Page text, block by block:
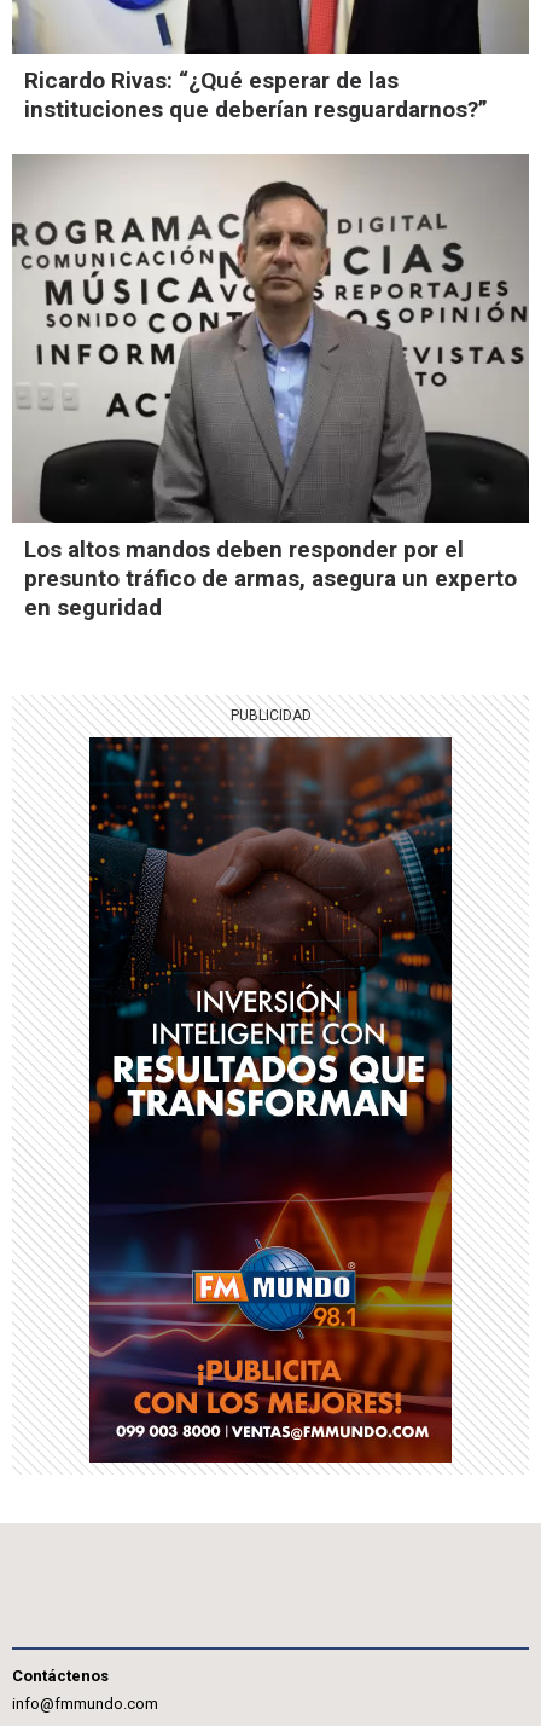
Ricardo Rivas: “¿Qué esperar de las
instituciones que deberían resguardarnos?”
Los altos mandos deben responder por el
presunto tráfico de armas, asegura un experto
en seguridad
Contáctenos
info@fmmundo.com